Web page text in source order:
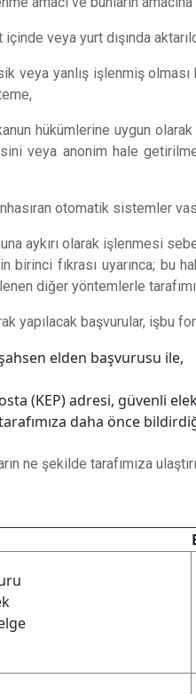
veya yurt dışında
veya yanlış işlenmiş
hükümlerine uygun
veya anonim hale
otomatik sistemler
aykırı olarak işlenmesi
birinci fıkrası uyarınca; bu
diğer yöntemlerle
yapılacak başvurular, işbu
elden başvurusu ile,
(KEP) adresi, güvenli
daha önce
ne şekilde tarafımıza